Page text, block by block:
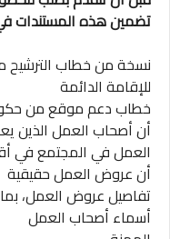
تضمين هذه المستندات
نسخة من خطاب
للإقامة الدائمة
خطاب دعم موقع من
أن أصحاب العمل الذين
العمل في المجتمع في
أن عروض العمل حقيقية
تفاصيل عروض العمل،
أسماء أصحاب العمل